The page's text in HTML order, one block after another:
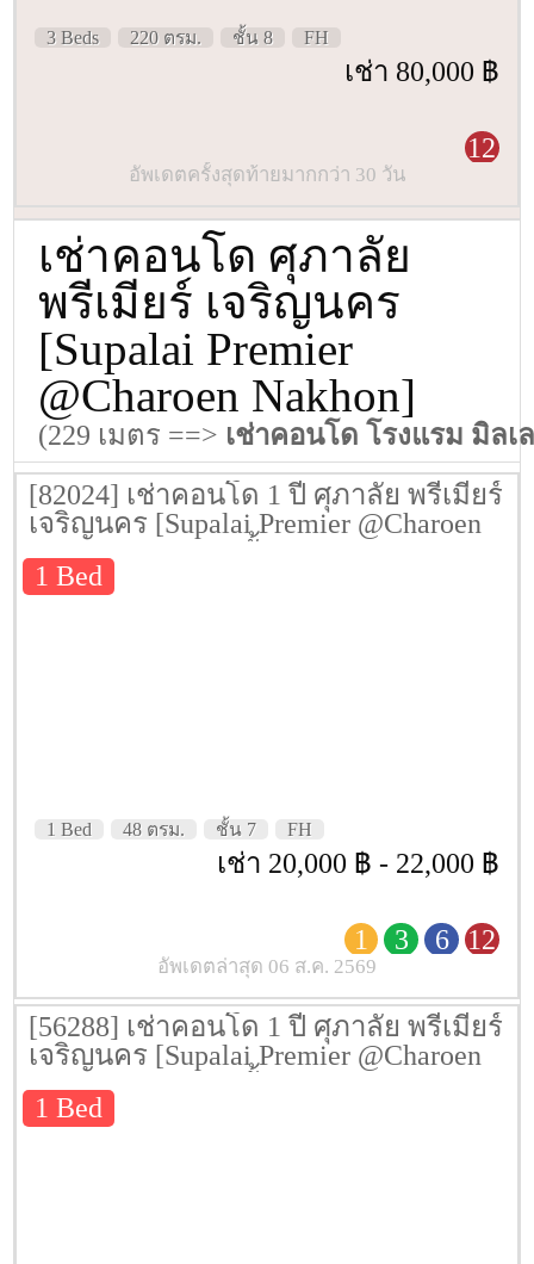
3 Beds 220 ตรม. ชั้น 8 FH
เช่า 80,000 ฿
12
อัพเดตครั้งสุดท้ายมากกว่า 30 วัน
เช่าคอนโด ศุภาลัย
พรีเมียร์ เจริญนคร
[Supalai Premier
@Charoen Nakhon]
(229 เมตร ==> เช่าคอนโด โรงแรม มิล
[82024] เช่าคอนโด 1 ปี ศุภาลัย พรีเมียร์
เจริญนคร [Supalai Premier @Charoen
Nakhon] 48 ตรม. ชั้น 7
1 Bed
1 Bed 48 ตรม. ชั้น 7 FH
เช่า 20,000 ฿ - 22,000 ฿
1 3 6 12
อัพเดตล่าสุด 06 ส.ค. 2569
[56288] เช่าคอนโด 1 ปี ศุภาลัย พรีเมียร์
เจริญนคร [Supalai Premier @Charoen
Nakhon] 48 ตรม. ชั้น 16
1 Bed